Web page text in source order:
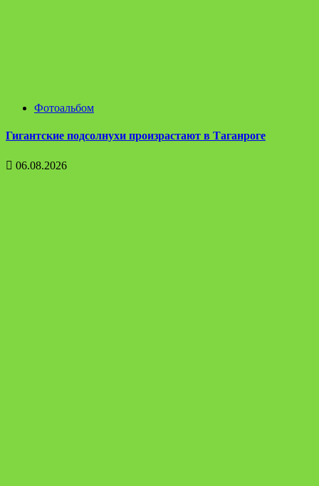
Фотоальбом
Гигантские подсолнухи произрастают в Таганроге
06.08.2026